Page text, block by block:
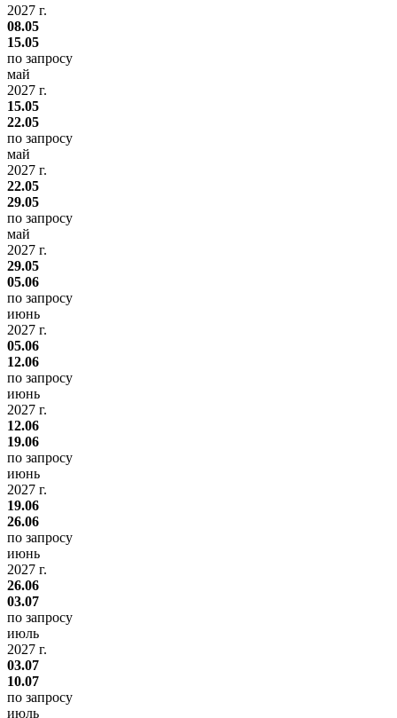
2027 г.
08.05
15.05
по запросу
май
2027 г.
15.05
22.05
по запросу
май
2027 г.
22.05
29.05
по запросу
май
2027 г.
29.05
05.06
по запросу
июнь
2027 г.
05.06
12.06
по запросу
июнь
2027 г.
12.06
19.06
по запросу
июнь
2027 г.
19.06
26.06
по запросу
июнь
2027 г.
26.06
03.07
по запросу
июль
2027 г.
03.07
10.07
по запросу
июль